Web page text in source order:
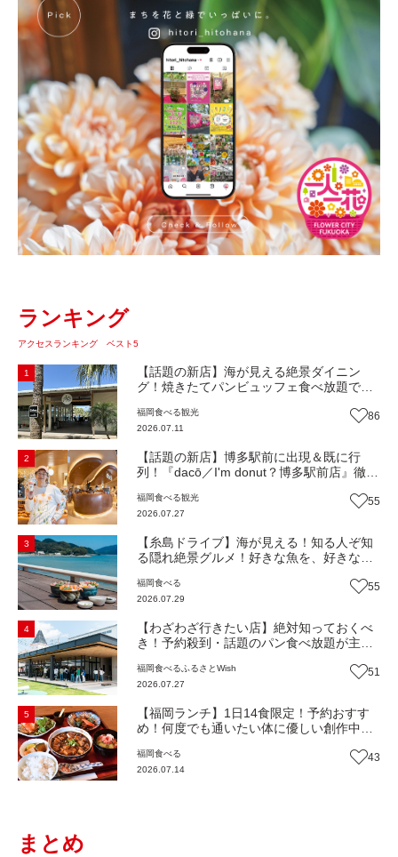
ランキング
アクセスランキング ベスト5
1
【話題の新店】海が見える絶景ダイニン
グ！焼きたてパンビュッフェ食べ放題で大
Beach Cafe』（福岡・糸島市）【まち歩
き】
福岡食べる観光
2026.07.11
86
2
【話題の新店】博多駅前に出現＆既に行
列！『dacō／I'm donut？博多駅前店』徹底
しみ方＆イチオシメニューも紹介！（福岡
市博多区）【まち歩き】
福岡食べる観光
2026.07.27
55
3
【糸島ドライブ】海が見える！知る人ぞ知
る隠れ絶景グルメ！好きな魚を、好きなだ
堂』（福岡市西区）【まち歩き】
福岡食べる
2026.07.29
55
4
【わざわざ行きたい店】絶対知っておくべ
き！予約殺到・話題のパン食べ放題が主
『bound garden』（福岡・新宮町）【まち
歩き】
福岡食べるふるさとWish
2026.07.27
51
5
【福岡ランチ】1日14食限定！予約おすす
め！何度でも通いたい体に優しい創作中華
【まち歩き】
福岡食べる
2026.07.14
43
まとめ